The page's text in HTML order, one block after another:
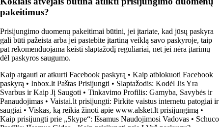
pakeitimus?
Prisijungimo duomenų pakeitimai būtini, jei įtariate, kad jūsų paskyra
gali būti pažeista arba jei pastebite įtartiną veiklą savo paskyroje, taip
pat rekomenduojama keisti slaptažodį reguliariai, net jei nėra įtarimų
dėl paskyros saugumo.
Kaip atgauti ar atkurti Facebook paskyrą • Kaip atblokuoti Facebook
paskyrą • Inbox.lt Paštas Prisijungti • Slaptažodis: Kodėl Jis Yra
Svarbus ir Kaip Jį Saugoti • Tinkavimo Profilis: Gamyba, Savybės ir
Panaudojimas • Vaistai.lt prisijungti: Pirkite vaistus internetu patogiai ir
saugiai • Viskas, ką reikia žinoti apie www.alsket.lt prisijungimą •
Kaip prisijungti prie „Skype“: Išsamus Naudojimosi Vadovas • Schuco